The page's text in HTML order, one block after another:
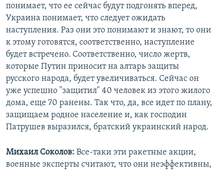
понимает, что ее сейчас будут подгонять вперед,
Украина понимает, что следует ожидать
наступления. Раз они это понимают и знают, то они
к этому готовятся, соответственно, наступление
будет встречено. Соответственно, число жертв,
которые Путин приносит на алтарь защиты
русского народа, будет увеличиваться. Сейчас он
уже успешно "защитил" 40 человек из этого жилого
дома, еще 70 ранены. Так что, да, все идет по плану,
защищаем родное население и, как господин
Патрушев выразился, братский украинский народ.
Михаил Соколов: Все-таки эти ракетные акции,
военные эксперты считают, что они неэффективны,